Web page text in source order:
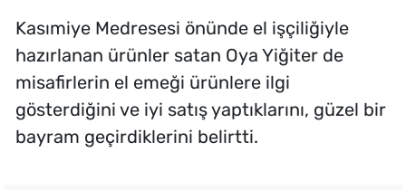
Kasımiye Medresesi önünde el işçiliğiyle
hazırlanan ürünler satan Oya Yiğiter de
misafirlerin el emeği ürünlere ilgi
gösterdiğini ve iyi satış yaptıklarını, güzel bir
bayram geçirdiklerini belirtti.